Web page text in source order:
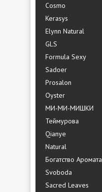
Cosmo
Kerasys
Elynn Natural
GLS
Formula Sexy
Sadoer
Prosalon
Oyster
МИ-МИ-МИШКИ
Теймурова
Qianye
Natural
Богатство Аромата
Svoboda
Sacred Leaves